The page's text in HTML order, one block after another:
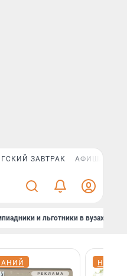
ЗАВТРАК АФИША PLUS
и льготники в вузах СПб